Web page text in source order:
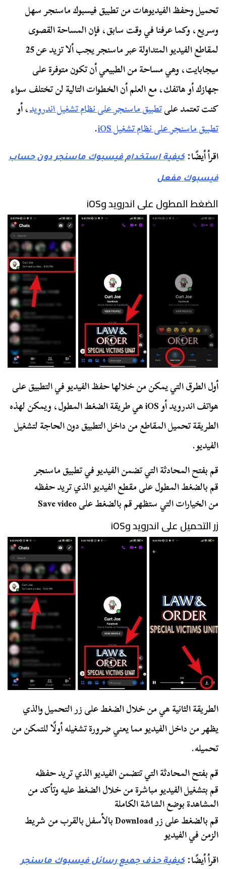
تحميل وحفظ الفيديوهات من تطبيق فيسبوك ماسنجر سهل
وسريع، وكما عرفنا في وقت سابق، فإن المساحة القصوى
لمقاطع الفيديو المتداولة عبر ماسنجر يجب ألا تزيد عن 25
ميجابايت، وهي مساحة من الطبيعي أن تكون متوفرة على
جهازك أو هاتفك، مع العلم أن الخطوات التالية لن تختلف سواء
كنت تعتمد علىتطبيق ماسنجر على نظام تشغيل اندرويد، أو
تطبيق ماسنجر على نظام تشغيل iOS
.
اقرأ أيضًا: كيفية استخدام فيسبوك ماسنجر دون حساب
فيسبوك مفعل
الضغط المطول على اندرويد وiOS
أول الطرق التي يمكن من خلالها حفظ الفيديو في التطبيق على
هواتف اندرويد أو iOS هي طريقة الضغط المطول، ويمكن لهذه
الطريقة تحميل المقاطع من داخل التطبيق دون الحاجة لتشغيل
الفيديو.
قم بفتح المحادثة التي تضمن الفيديو في تطبيق ماسنجر
قم بالضغط المطول على مقطع الفيديو الذي تريد حفظه
من الخيارات التي ستظهر قم بالضغط على Save video
زر التحميل على اندرويد وiOS
الطريقة الثانية هي من خلال الضغط على زر التحميل والذي
يظهر من داخل الفيديو مما يعني ضرورة تشغيله أولًا للتمكن من
تحميله.
قم بفتح المحادثة التي تتضمن الفيديو الذي تريد حفظه
قم بتشغيل الفيديو مباشرة من خلال الضغط عليه وتأكد من
المشاهدة بوضع الشاشة الكاملة
قم بالضغط على زر Download بالأسفل بالقرب من شريط
الزمن في الفيديو
اقرأ أيضًا:كيفية حذف جميع رسائل فيسبوك ماسنجر